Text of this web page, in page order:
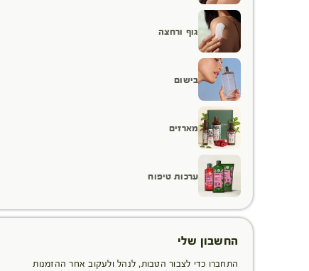
גוף ורחצה
בישום
מארזים
ערכות טיפוח
החשבון שלי
התחברו כדי לצבור הטבות, לנהל ולעקוב אחר ההזמנות